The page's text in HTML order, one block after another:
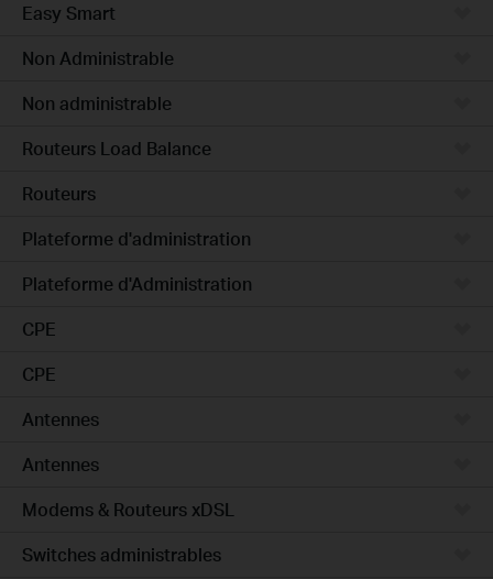
Easy Smart
Non Administrable
Non administrable
Routeurs Load Balance
Routeurs
Plateforme d'administration
Plateforme d'Administration
CPE
CPE
Antennes
Antennes
Modems & Routeurs xDSL
Switches administrables